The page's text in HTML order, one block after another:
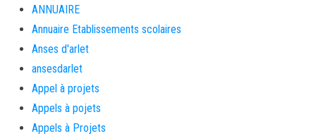
ANNUAIRE
Annuaire Etablissements scolaires
Anses d'arlet
ansesdarlet
Appel à projets
Appels à pojets
Appels à Projets